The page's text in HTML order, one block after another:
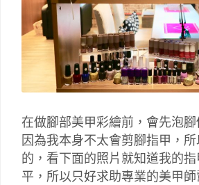
在做腳部美甲彩繪前，會先泡腳
因為我本身不太會剪腳指甲，
的，看下面的照片就知道我的
平，所以只好求助專業的美甲